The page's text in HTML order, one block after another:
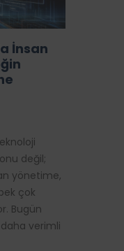
İnsan
değil;
yönetime,
çok
Bugün
verimli